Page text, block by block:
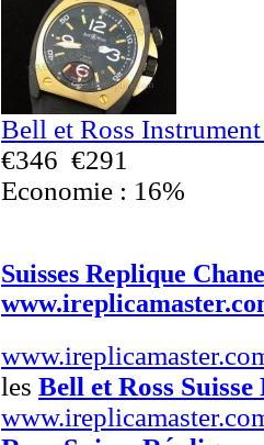
Bell et Ross
€346 €291
Economie : 16%
Suisses Replique
les Bell et Ross